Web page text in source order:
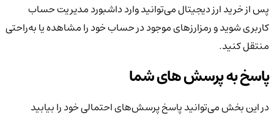
پس از خرید ارز دیجیتال می‌توانید وارد داشبورد مدیریت حساب
کاربری شوید و رمزارزهای موجود در حساب خود را مشاهده یا به‌راحتی
منتقل کنید.
پاسخ به پرسش های شما
در این بخش می‌توانید پاسخ پرسش‌های احتمالی خود را بیابید